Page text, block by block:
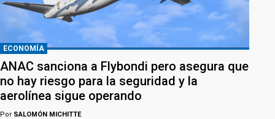
ECONOMÍA
ANAC sanciona a Flybondi pero asegura que
no hay riesgo para la seguridad y la
aerolínea sigue operando
Por SALOMÓN MICHITTE